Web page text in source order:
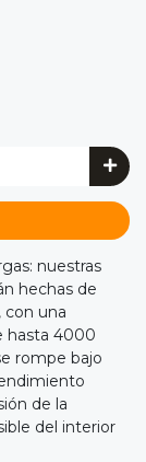
nuestras
hechas de
con una
hasta 4000
rompe bajo
de la
del interior